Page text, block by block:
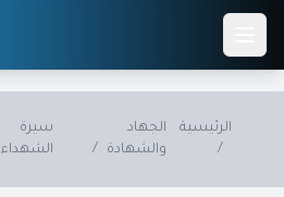
Skip to main content
الرئيسية
/
الجهاد
والشهادة
/
سيرة
الشهداء